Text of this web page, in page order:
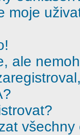
moje
ale
všechny